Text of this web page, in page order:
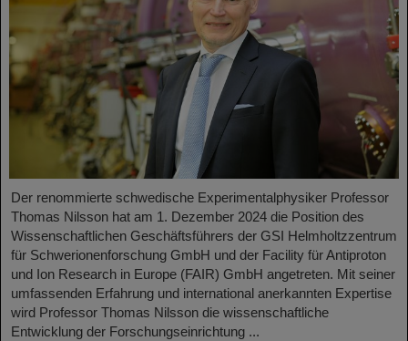
Der renommierte schwedische Experimentalphysiker Professor
Thomas Nilsson hat am 1. Dezember 2024 die Position des
Wissenschaftlichen Geschäftsführers der GSI Helmholtzzentrum
für Schwerionenforschung GmbH und der Facility für Antiproton
und Ion Research in Europe (FAIR) GmbH angetreten. Mit seiner
umfassenden Erfahrung und international anerkannten Expertise
wird Professor Thomas Nilsson die wissenschaftliche
Entwicklung der Forschungseinrichtung ...